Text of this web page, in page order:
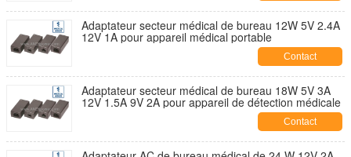
Adaptateur secteur médical de bureau 12W 5V 2.4A
12V 1A pour appareil médical portable
Contact
Adaptateur secteur médical de bureau 18W 5V 3A
12V 1.5A 9V 2A pour appareil de détection médicale
Contact